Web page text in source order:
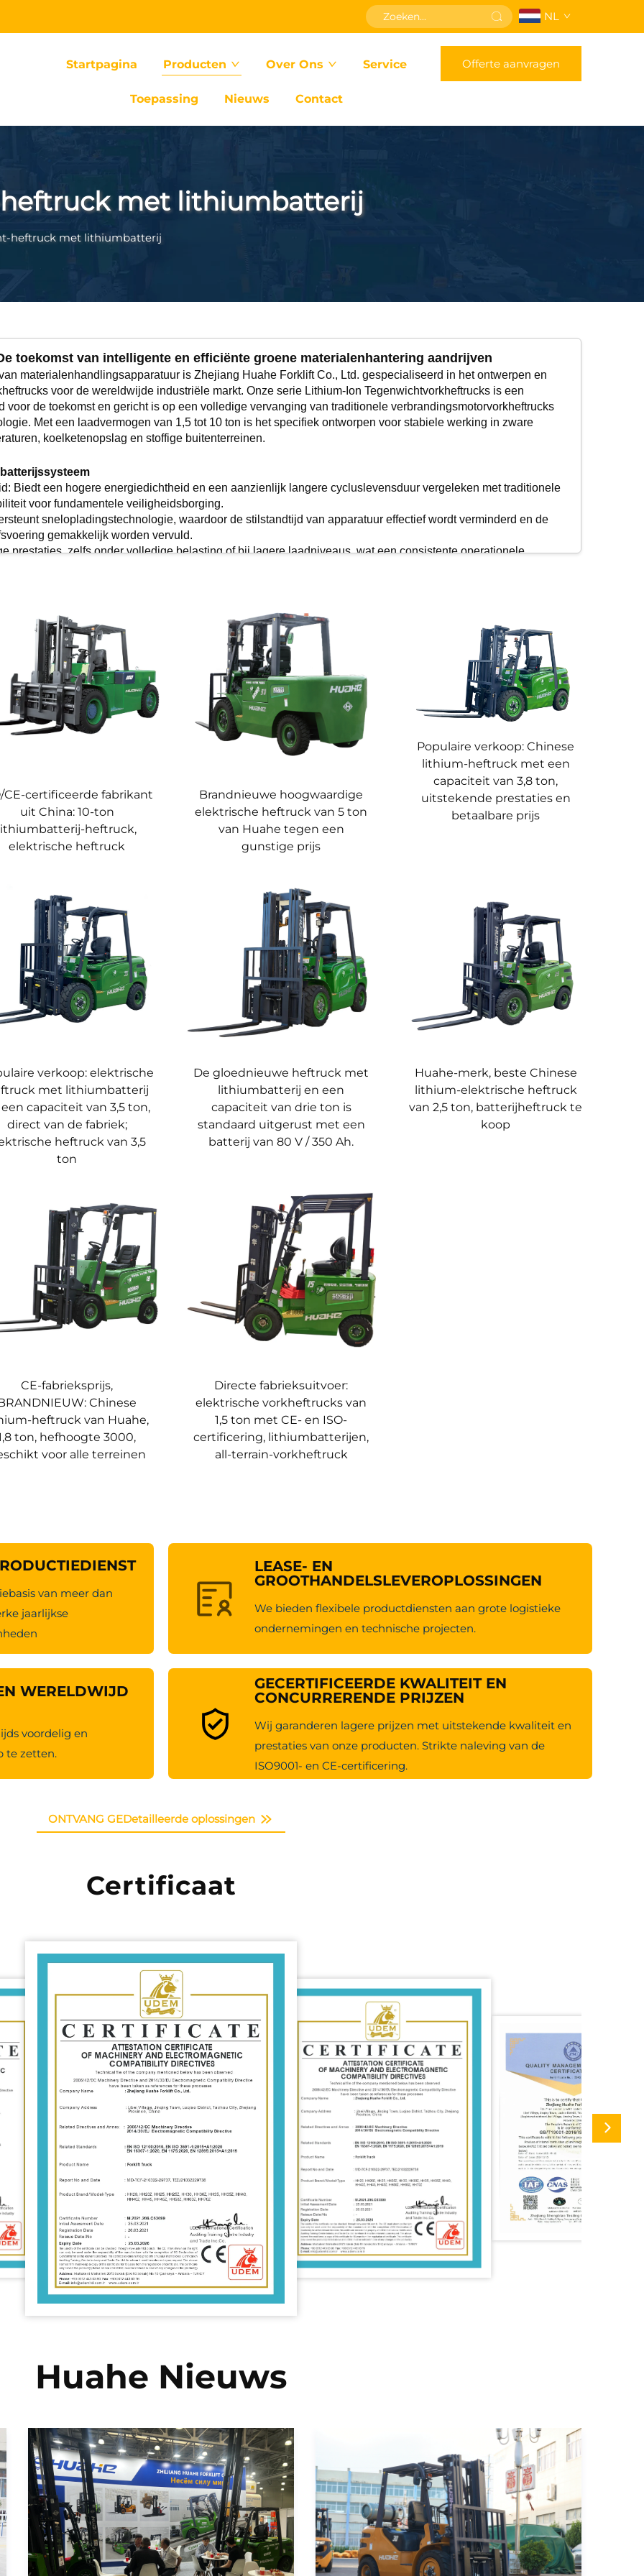
NL
Startpagina Producten Over Ons Service
Toepassing Nieuws Contact
Offerte aanvragen
met lithiumbatterij
heftruck met lithiumbatterij
toekomst van intelligente en efficiënte groene materialenhantering aandrijven
materialenhandlingsapparatuur is Zhejiang Huahe Forklift Co., Ltd. gespecialiseerd in het ontwerpen en
voor de wereldwijde industriële markt. Onze serie Lithium-Ion Tegenwichtvorkheftrucks is een
de toekomst en gericht is op een volledige vervanging van traditionele verbrandingsmotorvorkheftrucks
Met een laadvermogen van 1,5 tot 10 ton is het specifiek ontworpen voor stabiele werking in zware
koelketenopslag en stoffige buitenterreinen.
Biedt een hogere energiedichtheid en een aanzienlijk langere cycluslevensduur vergeleken met traditionele
voor fundamentele veiligheidsborging.
snelopladingstechnologie, waardoor de stilstandtijd van apparatuur effectief wordt verminderd en de
gemakkelijk worden vervuld.
prestaties, zelfs onder volledige belasting of bij lagere laadniveaus, wat een consistente operationele
de accustatus, het energieverbruik en belangrijke bedrijfsparameters, waardoor het beheer van apparatuur
Ingebouwde foutdiagnose biedt preventieve onderhoudsindicaties, waardoor de uptime wordt
wordt verlaagd.
toont duidelijk de snelheid, laadcapaciteit, batterijniveau en andere informatie, wat het gebruik
ontwerp
combinatie met een gevoelig elektronisch besturingssysteem voor stuurinrichting maakt gemakkelijk
de ruimteoptimalisatie wordt vergroot.
zitting, lage trillingen en een geruisarm ontwerp verbeteren aanzienlijk het bedieningscomfort en de
voor betrouwbaarheid in zware omgevingen zoals hoge temperatuur, hoge vochtigheid en stoffige
door goede klimvermogen en stabiele hefsnelheid onder volledige belasting, waardoor aan de eisen van
(TCO)
waardoor bedrijven hun initiatieven voor groene opslag kunnen realiseren en hun CO₂-voetafdruk kunnen
in vergelijking met diesel- of LPG-modellen, met minimale dagelijkse onderhoudseisen.
van de batterij, vrij van geheugeneffect, biedt op de lange termijn een superieure totale eigendomskost
ons geavanceerde intelligente productie-ecosysteem:
in 2020 het O&O-centrum voor nieuwe-energie-lithiumbatterij-heftrucks op, gericht op de ontwikkeling van
intelligent productiebeheersysteem bewaakt elke fase, van inkoop tot definitieve assemblage, en
aan strenge normen.
aan het ISO9001-kwaliteitsmanagementsysteem en zijn voorzien van internationale certificaten zoals
aantoont.
en versterk uw bedrijf met efficiënte, groene energie.
productoplossing en offerte, of om een demonstratie ter plaatse te plannen en de uitzonderlijke prestaties
te ervaren.
CE-certificeerde fabrikant
uit China: 10-ton
heftruck,
elektrische heftruck
Brandnieuwe hoogwaardige
elektrische heftruck van 5 ton
van Huahe tegen een
gunstige prijs
Populaire verkoop: Chinese
lithium-heftruck met een
capaciteit van 3,8 ton,
uitstekende prestaties en
betaalbare prijs
verkoop: elektrische
met lithiumbatterij
capaciteit van 3,5 ton,
direct van de fabriek;
heftruck van 3,5
ton
De gloednieuwe heftruck met
lithiumbatterij en een
capaciteit van drie ton is
standaard uitgerust met een
batterij van 80 V / 350 Ah.
Huahe-merk, beste Chinese
lithium-elektrische heftruck
van 2,5 ton, batterijheftruck te
koop
CE-fabrieksprijs,
Chinese
heftruck van Huahe,
ton, hefhoogte 3000,
voor alle terreinen
Directe fabrieksuitvoer:
elektrische vorkheftrucks van
1,5 ton met CE- en ISO-
certificering, lithiumbatterijen,
all-terrain-vorkheftruck
van meer dan
jaarlijkse
LEASE- EN
GROOTHANDELSLEVEROPLOSSINGEN
We bieden flexibele productdiensten aan grote logistieke
ondernemingen en technische projecten.
WERELDWIJD
voordelig en
te zetten.
GECERTIFICEERDE KWALITEIT EN
CONCURRERENDE PRIJZEN
Wij garanderen lagere prijzen met uitstekende kwaliteit en
prestaties van onze producten. Strikte naleving van de
ISO9001- en CE-certificering.
ONTVANG GEDetailleerde oplossingen
Certificaat
Huahe Nieuws